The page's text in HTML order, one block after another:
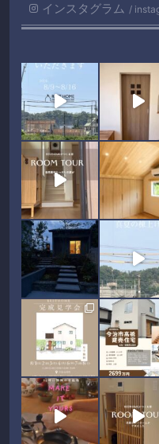
インスタグラム